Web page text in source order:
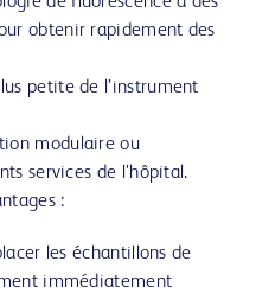
obtenir rapidement des
petite de l’instrument
modulaire ou
services de l’hôpital.
:
les échantillons de
immédiatement